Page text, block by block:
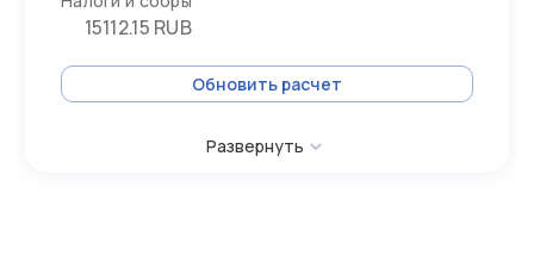
15112.15 RUB
Обновить расчет
Развернуть